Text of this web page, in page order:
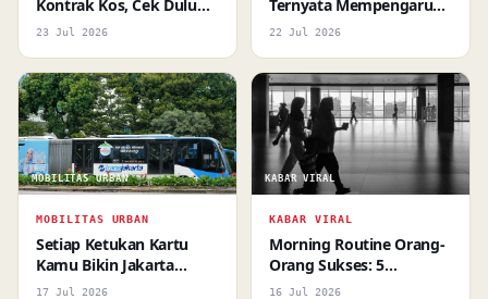
Kontrak Kos, Cek Dulu
Hal Ini
23 Jul 2026
Ternyata Mempengaruhi
Waktu Pengereman
22 Jul 2026
MOBILITAS URBAN
MOBILITAS URBAN
Setiap Ketukan Kartu
Kamu Bikin Jakarta
Makin Maju
17 Jul 2026
KABAR VIRAL
KABAR VIRAL
Morning Routine Orang-
Orang Sukses: 5
Kebiasaan Kecil yang
16 Jul 2026